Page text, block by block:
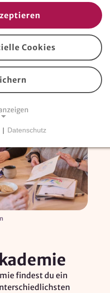
/
findest du ein
Cookies
für den Betrieb der
können nicht deaktiviert
notwendige
zur
Places.
| Datenschutz